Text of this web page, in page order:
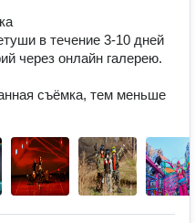
в течение 3-10 дней
через онлайн галерею.
съёмка, тем меньше